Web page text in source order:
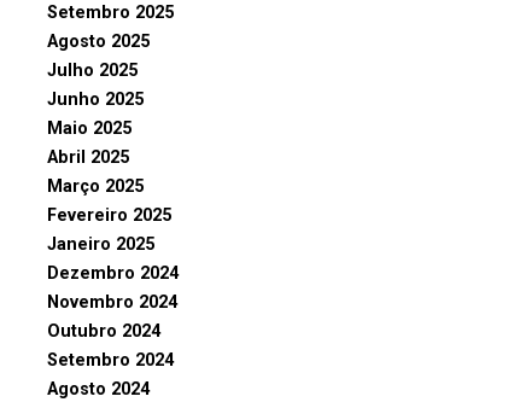
Setembro 2025
Agosto 2025
Julho 2025
Junho 2025
Maio 2025
Abril 2025
Março 2025
Fevereiro 2025
Janeiro 2025
Dezembro 2024
Novembro 2024
Outubro 2024
Setembro 2024
Agosto 2024